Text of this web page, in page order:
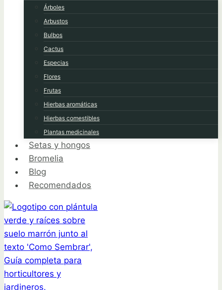
Árboles
Arbustos
Bulbos
Cactus
Especias
Flores
Frutas
Hierbas aromáticas
Hierbas comestibles
Plantas medicinales
Setas y hongos
Bromelia
Blog
Recomendados